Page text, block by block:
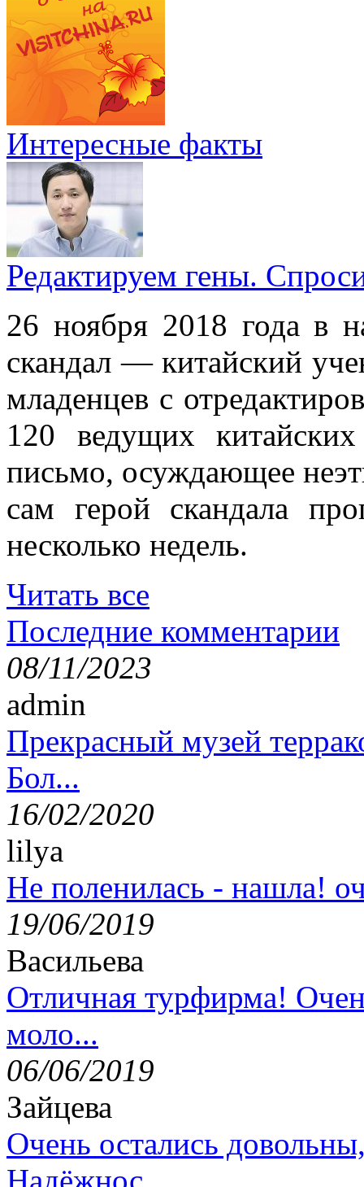
Интересные факты
Редактируем гены.
26 ноября 2018 года в
скандал — китайский
младенцев с
120 ведущих
письмо, осуждающее
сам герой скандала
несколько недель.
Читать все
Последние комментарии
08/11/2023
admin
Прекрасный музей
Бол...
16/02/2020
lilya
Не поленилась - нашла!
19/06/2019
Васильева
Отличная турфирма!
моло...
06/06/2019
Зайцева
Очень остались